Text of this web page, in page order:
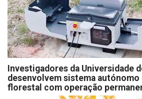
Investigadores da Universidade
desenvolvem sistema autónomo
florestal com operação